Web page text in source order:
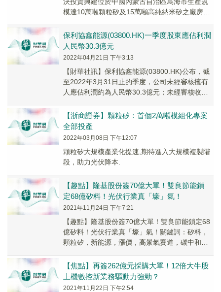
模達10萬噸顆粒矽及15萬噸高純納米矽之廠房及
保利協鑫能源(03800.HK)一季度股東應佔利潤
人民幣30.3億元
2022年04月21日 下午3:13
【財華社訊】保利協鑫能源(03800.HK)公布，截
至2022年3月31日止的季度，公司未經審核擁有
人應佔利潤約為人民幣30.3億元；未經審核收益
【浙商證券】顆粒矽：首個2萬噸模組化專案
全部投產
2022年03月08日 下午12:07
顆粒矽大規模產業化提速,期待進入大規模複製階
段，助力光伏降本.
【趣點】隆基股份簽70億大單！雙良節能鎖
定68億矽料！光伏行業真「壕」氣！
2021年11月24日 下午7:21
【趣點】隆基股份簽70億大單！雙良節能鎖定68
億矽料！光伏行業真「壕」氣！關鍵詞：矽料，
顆粒矽，新能源，漲價，高景氣賽道，碳中和，
月...
【焦點】再簽262億元採購大單！12倍大牛股
上機數控新業務驅動力強勁？
2021年11月22日 下午2:54